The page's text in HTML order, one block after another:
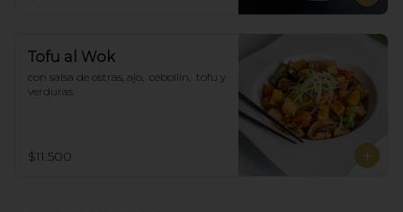
Tofu al Wok
con salsa de ostras, ajo,  cebollin,  tofu y
verduras.
$11.500